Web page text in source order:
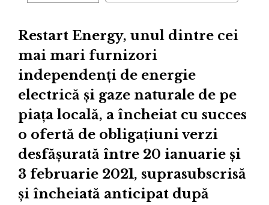
Restart Energy, unul dintre cei
mai mari furnizori
independenți de energie
electrică și gaze naturale de pe
piața locală, a încheiat cu succes
o ofertă de obligațiuni verzi
desfășurată între 20 ianuarie și
3 februarie 2021, suprasubscrisă
și încheiată anticipat după